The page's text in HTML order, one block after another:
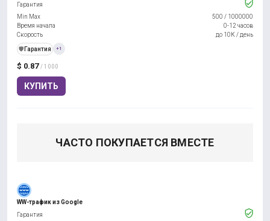
$ 0.87 / 1000
КУПИТЬ
Гарантия
Min Max
500 / 1000000
Время начала
0-12 часов
Скорость
до 10К / день
️🛡️ Гарантия +1
ЧАСТО ПОКУПАЕТСЯ ВМЕСТЕ
WW-трафик из Google
Гарантия